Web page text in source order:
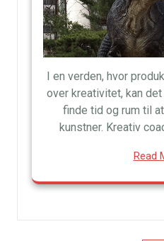
I en verden, hvor
over kreativitet, kan
finde tid og rum til
kunstner. Kreativ
Read